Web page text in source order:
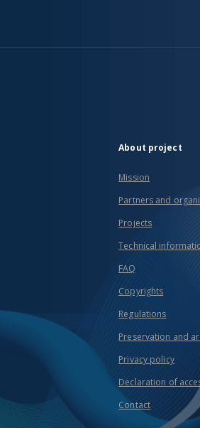
About project
Mission
Partners and
Projects
Technical
FAQ
Copyrights
Regulations
Preservation and
Privacy policy
Declaration of
Contact